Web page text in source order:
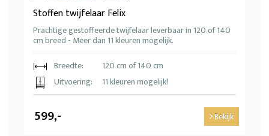
Stoffen twijfelaar Felix
Prachtige gestoffeerde twijfelaar leverbaar in 120 of 140
cm breed - Meer dan 11 kleuren mogelijk.
Breedte:
120 cm of 140 cm
Uitvoering:
11 kleuren mogelijk!
599,- Bekijk